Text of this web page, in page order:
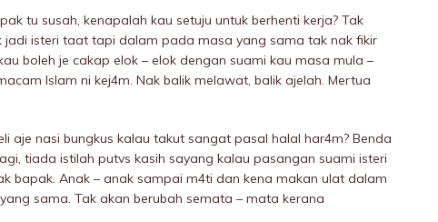
tu susah, kenapalah kau setuju untuk berhenti kerja? Tak
jadi isteri taat tapi dalam pada masa yang sama tak nak fikir
boleh je cakap elok – elok dengan suami kau masa mula –
Islam ni kej4m. Nak balik melawat, balik ajelah. Mertua
aje nasi bungkus kalau takut sangat pasal halal har4m? Benda
tiada istilah putvs kasih sayang kalau pasangan suami isteri
bapak. Anak – anak sampai m4ti dan kena makan ulat dalam
sama. Tak akan berubah semata – mata kerana